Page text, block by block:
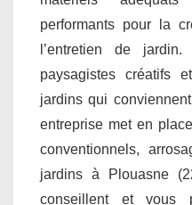
performants pour la
l’entretien de
paysagistes créatifs
jardins qui
entreprise met en
conventionnels,
jardins à Plouasne
conseillent et vous